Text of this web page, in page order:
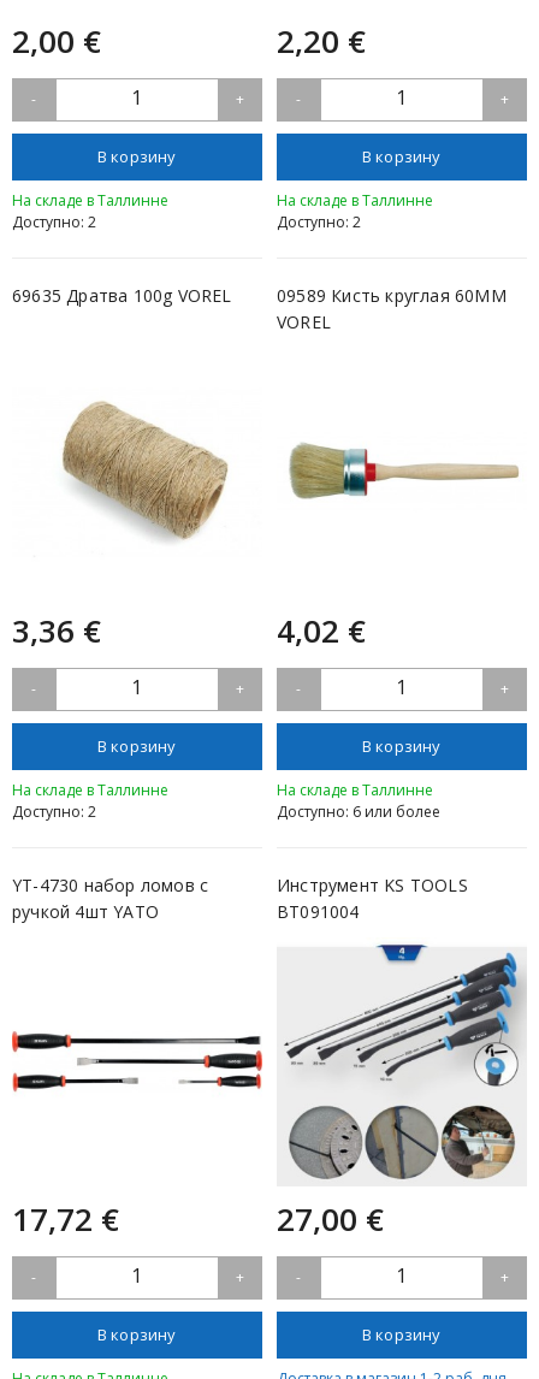
2,00 €
- 1 +
В корзину
На складе в Таллинне
Доступно: 2
2,20 €
- 1 +
В корзину
На складе в Таллинне
Доступно: 2
69635 Дратва 100g VOREL
3,36 €
- 1 +
В корзину
На складе в Таллинне
Доступно: 2
09589 Кисть круглая 60MM
VOREL
4,02 €
- 1 +
В корзину
На складе в Таллинне
Доступно: 6 или более
YT-4730 набор ломов с
ручкой 4шт YATO
17,72 €
- 1 +
В корзину
Инструмент KS TOOLS
BT091004
27,00 €
- 1 +
В корзину